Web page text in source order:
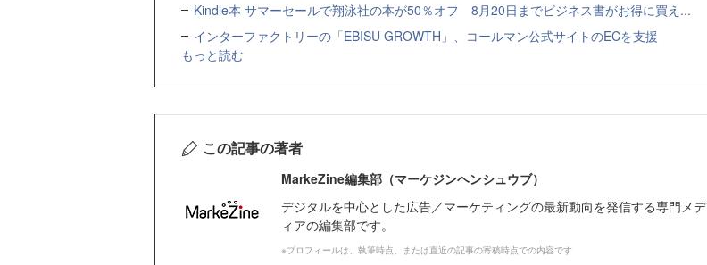
Kindle本 サマーセールで翔泳社の本が50％オフ 8月20日までビジネス書がお得に買え...
インターファクトリーの「EBISU GROWTH」、コールマン公式サイトのECを支援
もっと読む
この記事の著者
MarkeZine編集部（マーケジンヘンシュウブ）
デジタルを中心とした広告／マーケティングの最新動向を発信する専門メデ
ィアの編集部です。
※プロフィールは、執筆時点、または直近の記事の寄稿時点での内容です